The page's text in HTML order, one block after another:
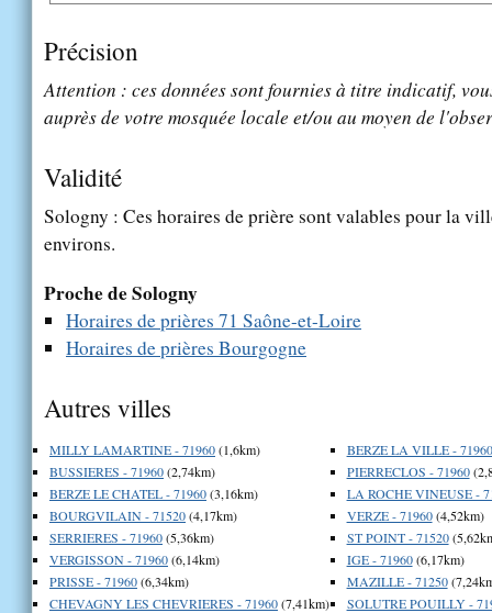
Précision
Attention : ces données sont fournies à titre indicatif,
auprès de votre mosquée locale et/ou au moyen de
Validité
Sologny : Ces horaires de prière sont valables pour la
environs.
Proche de Sologny
Horaires de prières 71 Saône-et-Loire
Horaires de prières Bourgogne
Autres villes
MILLY LAMARTINE - 71960(1,6km)
BUSSIERES - 71960(2,74km)
BERZE LE CHATEL - 71960(3,16km)
BOURGVILAIN - 71520(4,17km)
SERRIERES - 71960(5,36km)
VERGISSON - 71960(6,14km)
PRISSE - 71960(6,34km)
CHEVAGNY LES CHEVRIERES - 71960(7,41km)
BERZE LA VILLE - 71960
PIERRECLOS - 71960
LA ROCHE VINEUSE -
VERZE - 71960(4,52km)
ST POINT - 71520
IGE - 71960(6,17km)
MAZILLE - 71250
SOLUTRE POUILLY -